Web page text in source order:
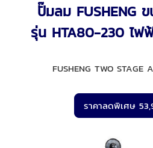
ปั๊มลม FUSHENG
รุ่น HTA80-230 ไฟ
FUSHENG TWO STAGE
ราคาลดพิเศษ